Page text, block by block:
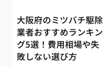
大阪府のミツバチ駆除
業者おすすめランキン
グ5選！費用相場や失
敗しない選び方